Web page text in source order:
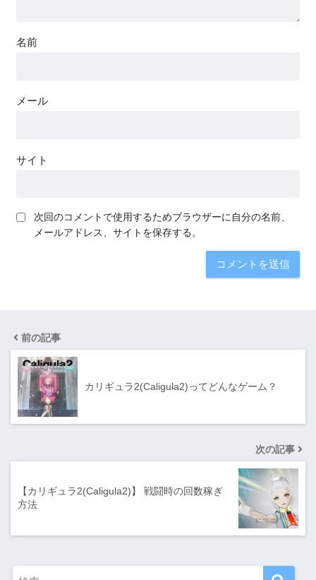
名前
メール
サイト
次回のコメントで使用するためブラウザーに自分の名前、
メールアドレス、サイトを保存する。
前の記事
カリギュラ2(Caligula2)ってどんなゲーム？
次の記事
【カリギュラ2(Caligula2)】 戦闘時の回数稼ぎ
方法